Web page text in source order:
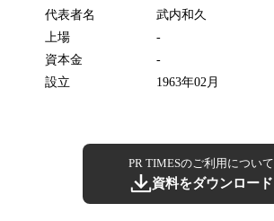
代表者名
武内和久
上場
-
資本金
-
設立
1963年02月
PR TIMESのご利用について
資料をダウンロード